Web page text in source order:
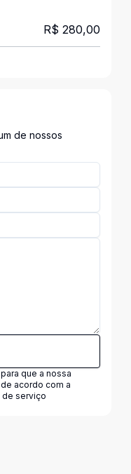
R$ 280,00
de nossos
que a nossa
acordo com a
serviço